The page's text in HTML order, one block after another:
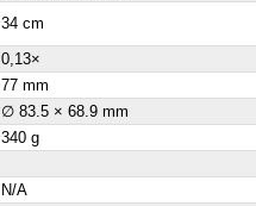
34 cm
0,13×
77 mm
∅ 83.5 × 68.9 mm
340 g
N/A